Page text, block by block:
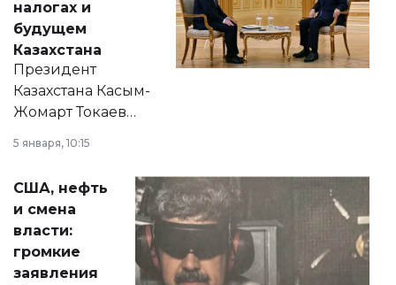
налогах и
будущем
Казахстана
Президент
Казахстана Касым-
Жомарт Токаев
сразу несколько
актуальных тем —
от слухов о
политических
реформах до
вопросов армии,
5 января, 10:15
США, нефть
и смена
власти:
громкие
заявления